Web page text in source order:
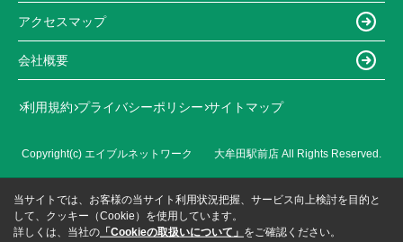
アクセスマップ
会社概要
利用規約 プライバシーポリシー サイトマップ
Copyright(c) エイブルネットワーク 大牟田駅前店 All Rights Reserved.
当サイトでは、お客様の当サイト利用状況把握、サービス向上検討を目的と
して、クッキー（Cookie）を使用しています。
詳しくは、当社の 「Cookieの取扱いについて」 をご確認ください。